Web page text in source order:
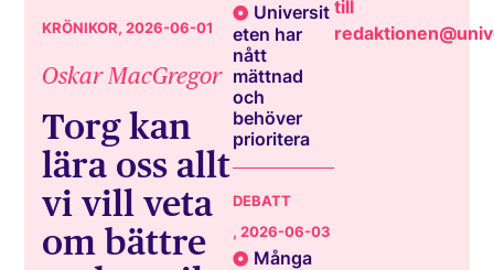
KRÖNIKOR, 2026-06-01
Oskar MacGregor
Torg kan
lära oss allt
vi vill veta
om bättre
Universit
eten har
nått
mättnad
och
behöver
prioritera
DEBATT
, 2026-06-03
Många
till